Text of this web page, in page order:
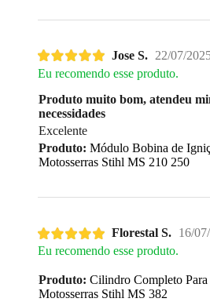
Jose S. 22/07/
Eu recomendo esse produto.
Produto muito bom, atendeu
necessidades
Excelente
Produto: Módulo Bobina de
Motosserras Stihl MS 210 250
Florestal S. 16/
Eu recomendo esse produto.
Produto: Cilindro Completo Para
Motosserras Stihl MS 382